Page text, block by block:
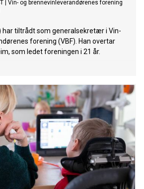
Vin- og brennevinleverandørenes forening
har tiltrådt som generalsekretær i Vin-
forening (VBF). Han overtar
som ledet foreningen i 21 år.